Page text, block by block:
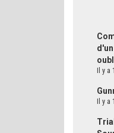
Il y
Il y